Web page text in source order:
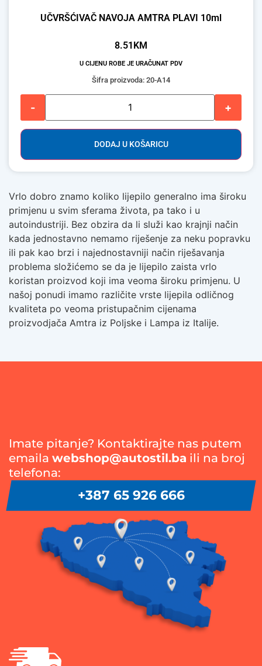
UČVRŠĆIVAČ NAVOJA AMTRA PLAVI 10ml
8.51 KM
U CIJENU ROBE JE URAČUNAT PDV
Šifra proizvoda: 20-A14
- +
DODAJ U KOŠARICU
Vrlo dobro znamo koliko lijepilo generalno ima široku
primjenu u svim sferama života, pa tako i u
autoindustriji. Bez obzira da li služi kao krajnji način
kada jednostavno nemamo riješenje za neku popravku
ili pak kao brzi i najednostavniji način riješavanja
problema složićemo se da je lijepilo zaista vrlo
koristan proizvod koji ima veoma široku primjenu. U
našoj ponudi imamo različite vrste lijepila odličnog
kvaliteta po veoma pristupačnim cijenama
proizvodjača Amtra iz Poljske i Lampa iz Italije.
Imate pitanje? Kontaktirajte nas putem
emaila webshop@autostil.ba ili na broj
telefona:
+387 65 926 666